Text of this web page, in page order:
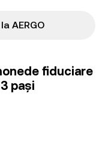
AERGO
fiduciare
pași